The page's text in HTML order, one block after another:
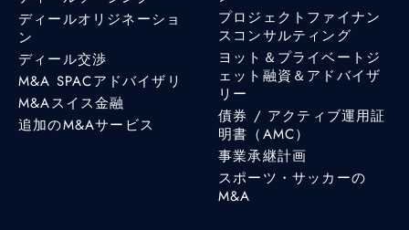
ディールオリジネーショ
ン
ディール交渉
M&A SPACアドバイザリ
M&Aスイス金融
追加のM&Aサービス
プロジェクトファイナン
スコンサルティング
ヨット＆プライベートジ
ェット融資＆アドバイザ
リー
債券 / アクティブ運用証
明書（AMC）
事業承継計画
スポーツ・サッカーの
M&A